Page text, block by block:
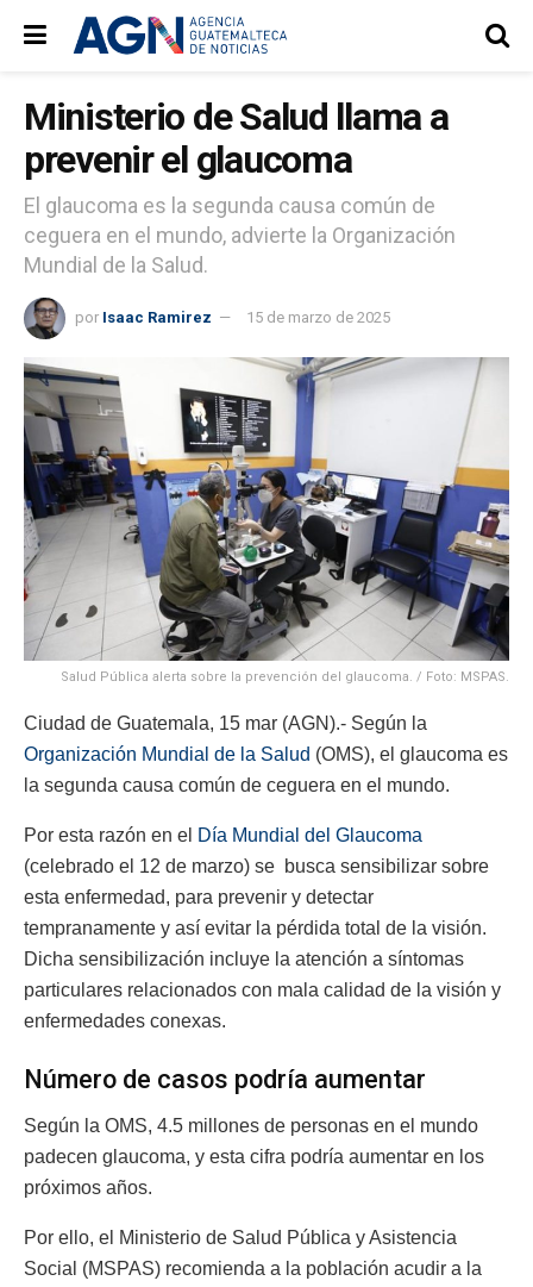
Ministerio de Salud llama a
prevenir el glaucoma
El glaucoma es la segunda causa común de
ceguera en el mundo, advierte la Organización
Mundial de la Salud.
por Isaac Ramirez 15 de marzo de 2025
Salud Pública alerta sobre la prevención del glaucoma. / Foto: MSPAS.
Ciudad de Guatemala, 15 mar (AGN).- Según la
Organización Mundial de la Salud (OMS), el glaucoma es
la segunda causa común de ceguera en el mundo.
Por esta razón en el Día Mundial del Glaucoma
(celebrado el 12 de marzo) se busca sensibilizar sobre
esta enfermedad, para prevenir y detectar
tempranamente y así evitar la pérdida total de la visión.
Dicha sensibilización incluye la atención a síntomas
particulares relacionados con mala calidad de la visión y
enfermedades conexas.
Número de casos podría aumentar
Según la OMS, 4.5 millones de personas en el mundo
padecen glaucoma, y esta cifra podría aumentar en los
próximos años.
Por ello, el Ministerio de Salud Pública y Asistencia
Social (MSPAS) recomienda a la población acudir a la